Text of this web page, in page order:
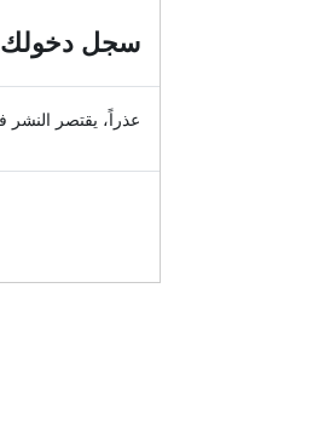
سجل دخولك
عذراً، يقتصر